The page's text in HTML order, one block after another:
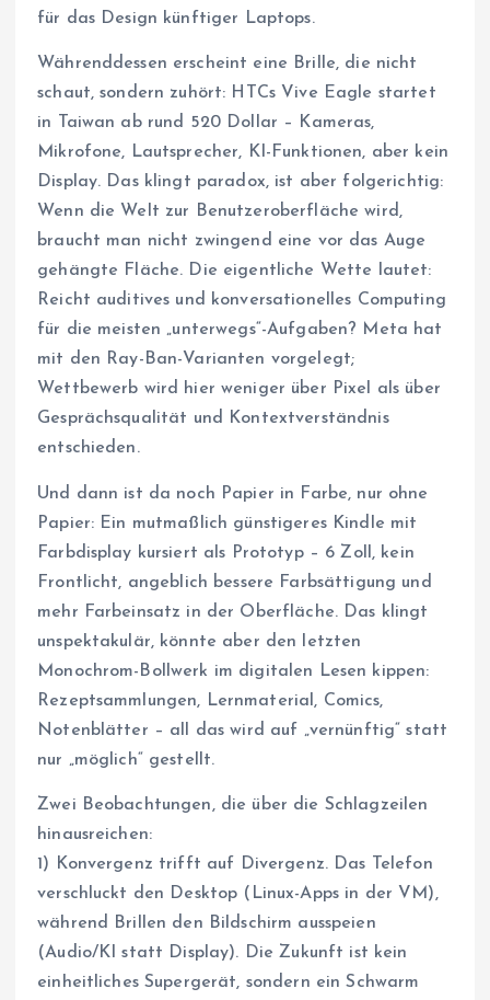
für das Design künftiger Laptops.
Währenddessen erscheint eine Brille, die nicht
schaut, sondern zuhört: HTCs Vive Eagle startet
in Taiwan ab rund 520 Dollar – Kameras,
Mikrofone, Lautsprecher, KI-Funktionen, aber kein
Display. Das klingt paradox, ist aber folgerichtig:
Wenn die Welt zur Benutzeroberfläche wird,
braucht man nicht zwingend eine vor das Auge
gehängte Fläche. Die eigentliche Wette lautet:
Reicht auditives und konversationelles Computing
für die meisten „unterwegs“-Aufgaben? Meta hat
mit den Ray-Ban-Varianten vorgelegt;
Wettbewerb wird hier weniger über Pixel als über
Gesprächsqualität und Kontextverständnis
entschieden.
Und dann ist da noch Papier in Farbe, nur ohne
Papier: Ein mutmaßlich günstigeres Kindle mit
Farbdisplay kursiert als Prototyp – 6 Zoll, kein
Frontlicht, angeblich bessere Farbsättigung und
mehr Farbeinsatz in der Oberfläche. Das klingt
unspektakulär, könnte aber den letzten
Monochrom-Bollwerk im digitalen Lesen kippen:
Rezeptsammlungen, Lernmaterial, Comics,
Notenblätter – all das wird auf „vernünftig“ statt
nur „möglich“ gestellt.
Zwei Beobachtungen, die über die Schlagzeilen
hinausreichen:
1) Konvergenz trifft auf Divergenz. Das Telefon
verschluckt den Desktop (Linux-Apps in der VM),
während Brillen den Bildschirm ausspeien
(Audio/KI statt Display). Die Zukunft ist kein
einheitliches Supergerät, sondern ein Schwarm